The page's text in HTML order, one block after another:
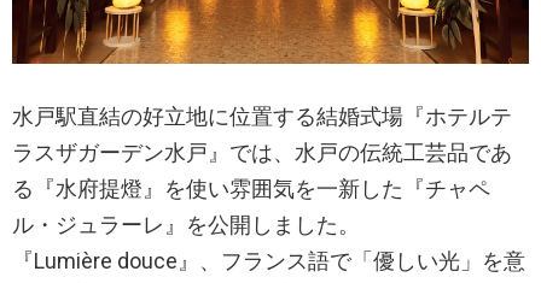
水戸駅直結の好立地に位置する結婚式場『ホテルテ
ラスザガーデン水戸』では、水戸の伝統工芸品であ
る『水府提燈』を使い雰囲気を一新した『チャペ
ル・ジュラーレ』を公開しました。
『Lumière douce』、フランス語で「優しい光」を意